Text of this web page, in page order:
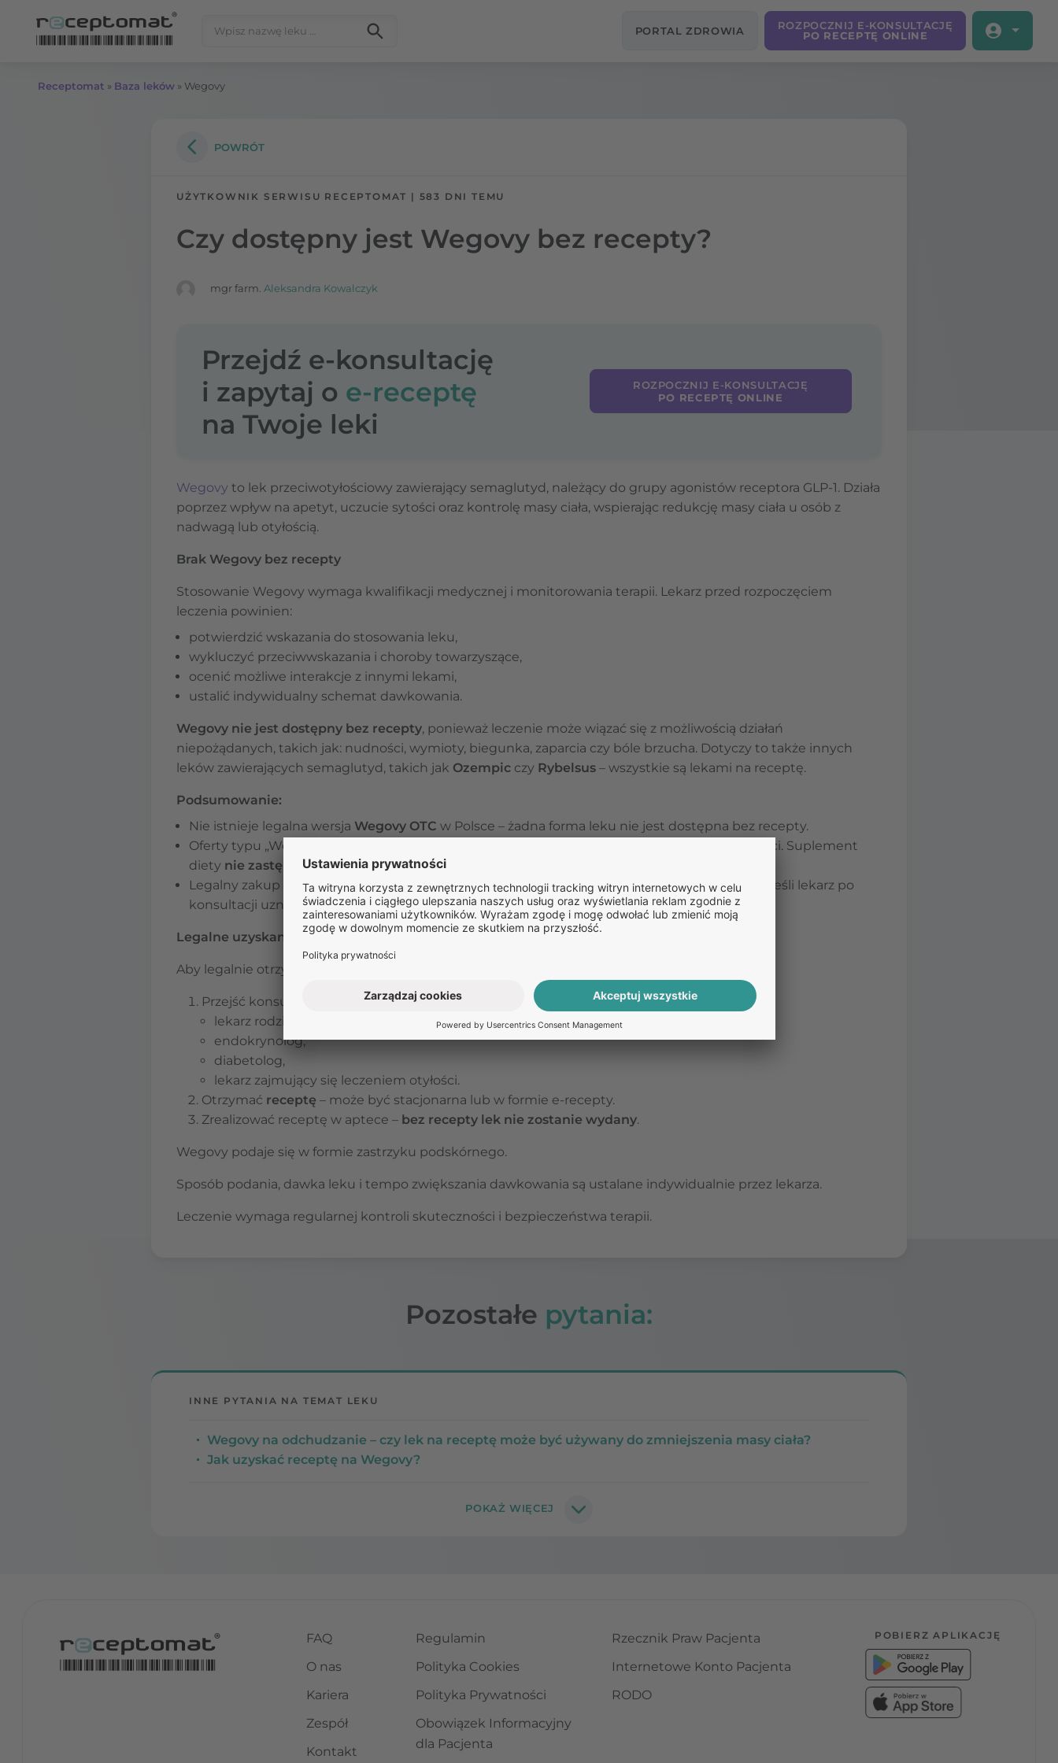
PORTAL ZDROWIA
ROZPOCZNIJ E-KONSULTACJĘ
PO RECEPTĘ ONLINE
Receptomat » Baza leków » Wegovy
POWRÓT
UŻYTKOWNIK SERWISU RECEPTOMAT | 583 DNI TEMU
Czy dostępny jest Wegovy bez recepty?
mgr farm. Aleksandra Kowalczyk
Przejdź e-konsultację
i zapytaj o e-receptę
na Twoje leki
ROZPOCZNIJ E-KONSULTACJĘ
PO RECEPTĘ ONLINE
Wegovy to lek przeciwotyłościowy zawierający semaglutyd, należący do grupy agonistów receptora GLP-1. Działa
poprzez wpływ na apetyt, uczucie sytości oraz kontrolę masy ciała, wspierając redukcję masy ciała u osób z
nadwagą lub otyłością.
Brak Wegovy bez recepty
Stosowanie Wegovy wymaga kwalifikacji medycznej i monitorowania terapii. Lekarz przed rozpoczęciem
leczenia powinien:
potwierdzić wskazania do stosowania leku,
wykluczyć przeciwwskazania i choroby towarzyszące,
ocenić możliwe interakcje z innymi lekami,
ustalić indywidualny schemat dawkowania.
Wegovy nie jest dostępny bez recepty, ponieważ leczenie może wiązać się z możliwością działań
niepożądanych, takich jak: nudności, wymioty, biegunka, zaparcia czy bóle brzucha. Dotyczy to także innych
leków zawierających semaglutyd, takich jak Ozempic czy Rybelsus – wszystkie są lekami na receptę.
Podsumowanie:
Nie istnieje legalna wersja Wegovy OTC w Polsce – żadna forma leku nie jest dostępna bez recepty.
Oferty typu „Wegovy bez recepty” lub „zamiennik Wegovy bez recepty” wymagają ostrożności. Suplement
diety nie zastępuje leku zawierającego semaglutyd
Legalny zakup online Wegovy wymagarecepty. Możliwe jest tylko w ramachtelemedycyny
, jeśli lekarz po
konsultacji uzna terapię za odpowiednią i wystawi e-receptę.
Legalne uzyskanie Wegovy w Polsce
Aby legalnie otrzymać Wegovy, pacjent musi:
Przejść konsultację lekarską – może to być:
lekarz rodzinny lub internista,
endokrynolog,
diabetolog,
lekarz zajmujący się leczeniem otyłości.
Otrzymać receptę – może być stacjonarna lub w formie e-recepty.
Zrealizować receptę w aptece – bez recepty lek nie zostanie wydany.
Wegovy podaje się w formie zastrzyku podskórnego.
Sposób podania, dawka leku i tempo zwiększania dawkowania są ustalane indywidualnie przez lekarza.
Leczenie wymaga regularnej kontroli skuteczności i bezpieczeństwa terapii.
Pozostałe pytania:
INNE PYTANIA NA TEMAT LEKU
Wegovy na odchudzanie – czy lek na receptę może być używany do zmniejszenia masy ciała?
Jak uzyskać receptę na Wegovy?
FAQ
O nas
Kariera
Zespół
Kontakt
Regulamin
Polityka Cookies
Polityka Prywatności
Obowiązek Informacyjny
dla Pacjenta
Rzecznik Praw Pacjenta
Internetowe Konto Pacjenta
RODO
POBIERZ APLIKACJĘ